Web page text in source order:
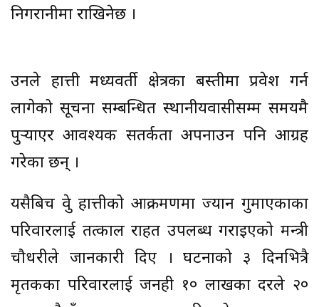
निगरानीमा राखिनेछ ।
उनले हात्ती मध्यवर्ती क्षेत्रका बस्तीमा प्रवेश गर्न
लागेको सूचना सम्बन्धित स्थानीयवासीसम्म समयमै
पुर्‍याएर आवश्यक सतर्कता अपनाउन पनि आग्रह
गरेका छन् ।
यसैबिच ध्रुवे हात्तीको आक्रमणमा ज्यान गुमाएकाका
परिवारलाई तत्काल राहत उपलब्ध गराइएको मन्त्री
चौधरीले जानकारी दिए । घटनाको ३ दिनभित्रै
मृतकका परिवारलाई जनही १० लाखका दरले २०